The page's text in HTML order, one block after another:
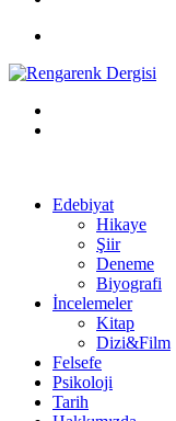
Edebiyat
Hikaye
Şiir
Deneme
Biyografi
İncelemeler
Kitap
Dizi&Film
Felsefe
Psikoloji
Tarih